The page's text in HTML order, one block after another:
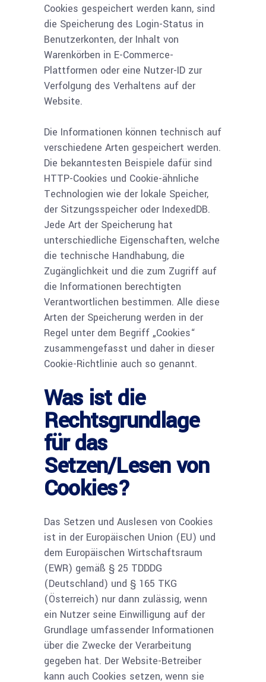
Cookies gespeichert werden kann, sind
die Speicherung des Login-Status in
Benutzerkonten, der Inhalt von
Warenkörben in E-Commerce-
Plattformen oder eine Nutzer-ID zur
Verfolgung des Verhaltens auf der
Website.
Die Informationen können technisch auf
verschiedene Arten gespeichert werden.
Die bekanntesten Beispiele dafür sind
HTTP-Cookies und Cookie-ähnliche
Technologien wie der lokale Speicher,
der Sitzungsspeicher oder IndexedDB.
Jede Art der Speicherung hat
unterschiedliche Eigenschaften, welche
die technische Handhabung, die
Zugänglichkeit und die zum Zugriff auf
die Informationen berechtigten
Verantwortlichen bestimmen. Alle diese
Arten der Speicherung werden in der
Regel unter dem Begriff „Cookies“
zusammengefasst und daher in dieser
Cookie-Richtlinie auch so genannt.
Was ist die
Rechtsgrundlage
für das
Setzen/Lesen von
Cookies?
Das Setzen und Auslesen von Cookies
ist in der Europäischen Union (EU) und
dem Europäischen Wirtschaftsraum
(EWR) gemäß § 25 TDDDG
(Deutschland) und § 165 TKG
(Österreich) nur dann zulässig, wenn
ein Nutzer seine Einwilligung auf der
Grundlage umfassender Informationen
über die Zwecke der Verarbeitung
gegeben hat. Der Website-Betreiber
kann auch Cookies setzen, wenn sie